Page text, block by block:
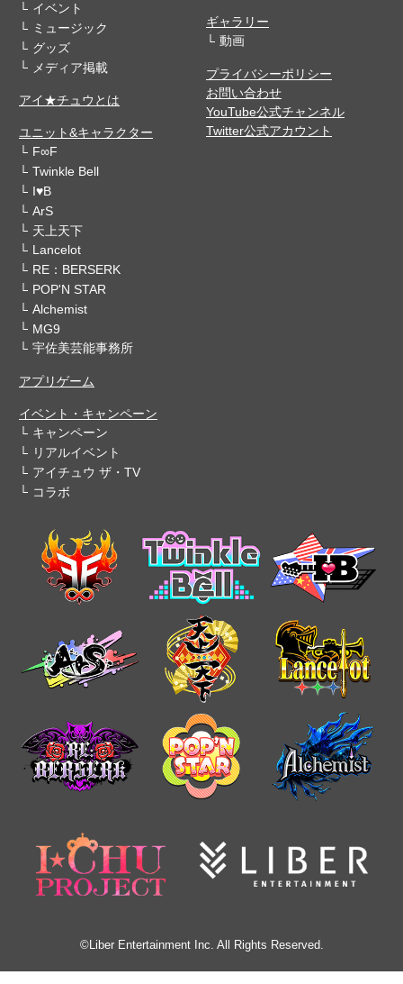
イベント
ミュージック
グッズ
メディア掲載
アイ★チュウとは
ユニット&キャラクター
F∞F
Twinkle Bell
I♥B
ArS
天上天下
Lancelot
RE：BERSERK
POP'N STAR
Alchemist
MG9
宇佐美芸能事務所
アプリゲーム
イベント・キャンペーン
キャンペーン
リアルイベント
アイチュウ ザ・TV
コラボ
ギャラリー
動画
プライバシーポリシー
お問い合わせ
YouTube公式チャンネル
Twitter公式アカウント
©Liber Entertainment Inc. All Rights Reserved.